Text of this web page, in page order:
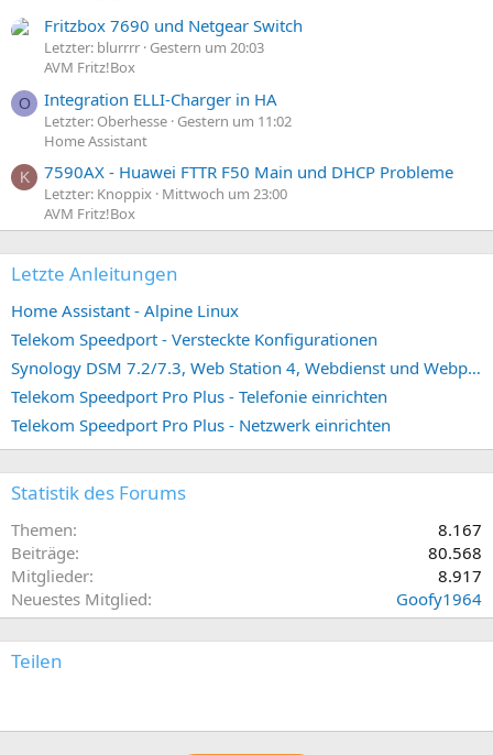
Fritzbox 7690 und Netgear Switch
Letzter: blurrrr Gestern um 20:03
AVM Fritz!Box
O Integration ELLI-Charger in HA
Letzter: Oberhesse Gestern um 11:02
Home Assistant
K 7590AX - Huawei FTTR F50 Main und DHCP Probleme
Letzter: Knoppix Mittwoch um 23:00
AVM Fritz!Box
Letzte Anleitungen
Home Assistant - Alpine Linux
Telekom Speedport - Versteckte Konfigurationen
Synology DSM 7.2/7.3, Web Station 4, Webdienst und Webportal erstellen (ehemals vHost)
Telekom Speedport Pro Plus - Telefonie einrichten
Telekom Speedport Pro Plus - Netzwerk einrichten
Statistik des Forums
Themen
8.167
Beiträge
80.568
Mitglieder
8.917
Neuestes Mitglied
Goofy1964
Teilen